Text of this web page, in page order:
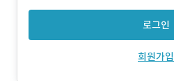
로그인
회원가입